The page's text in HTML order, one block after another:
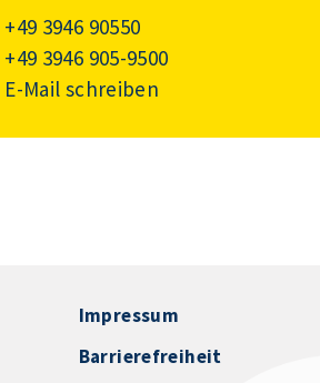
+49 3946 90550
+49 3946 905-9500
E-Mail schreiben
Impressum
Barrierefreiheit